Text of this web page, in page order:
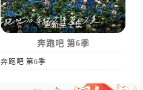
更新至全集
奔跑吧 第6季
奔跑吧 第6季